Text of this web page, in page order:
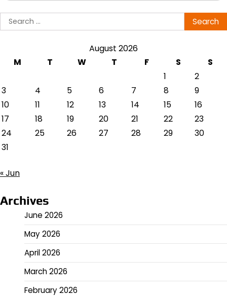
Search
for:
August 2026
M
T W T F S
S
1
2
3
4 5 6 7 8
9
10
11 12 13 14 15
16
17
18 19 20 21 22
23
24
25 26 27 28 29
30
31
« Jun
Archives
June 2026
May 2026
April 2026
March 2026
February 2026